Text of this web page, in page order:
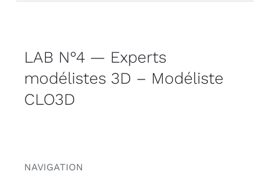
LAB N°4 — Experts
modélistes 3D – Modéliste
CLO3D
NAVIGATION